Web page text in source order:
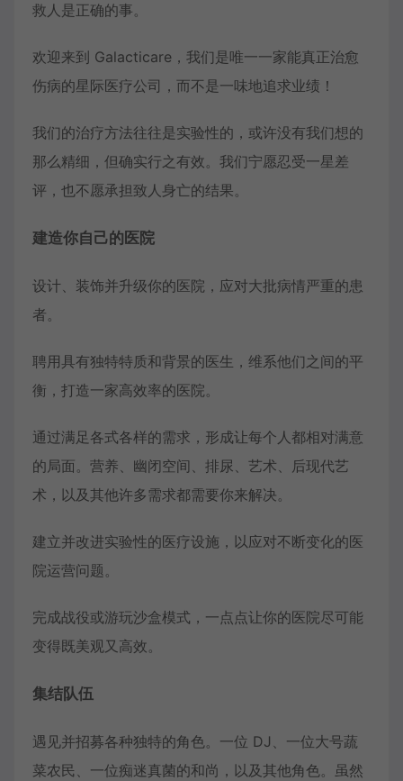
救人是正确的事。
欢迎来到 Galacticare，我们是唯一一家能真正治愈
伤病的星际医疗公司，而不是一味地追求业绩！
我们的治疗方法往往是实验性的，或许没有我们想的
那么精细，但确实行之有效。我们宁愿忍受一星差
评，也不愿承担致人身亡的结果。
建造你自己的医院
设计、装饰并升级你的医院，应对大批病情严重的患
者。
聘用具有独特特质和背景的医生，维系他们之间的平
衡，打造一家高效率的医院。
通过满足各式各样的需求，形成让每个人都相对满意
的局面。营养、幽闭空间、排尿、艺术、后现代艺
术，以及其他许多需求都需要你来解决。
建立并改进实验性的医疗设施，以应对不断变化的医
院运营问题。
完成战役或游玩沙盒模式，一点点让你的医院尽可能
变得既美观又高效。
集结队伍
遇见并招募各种独特的角色。一位 DJ、一位大号蔬
菜农民、一位痴迷真菌的和尚，以及其他角色。虽然